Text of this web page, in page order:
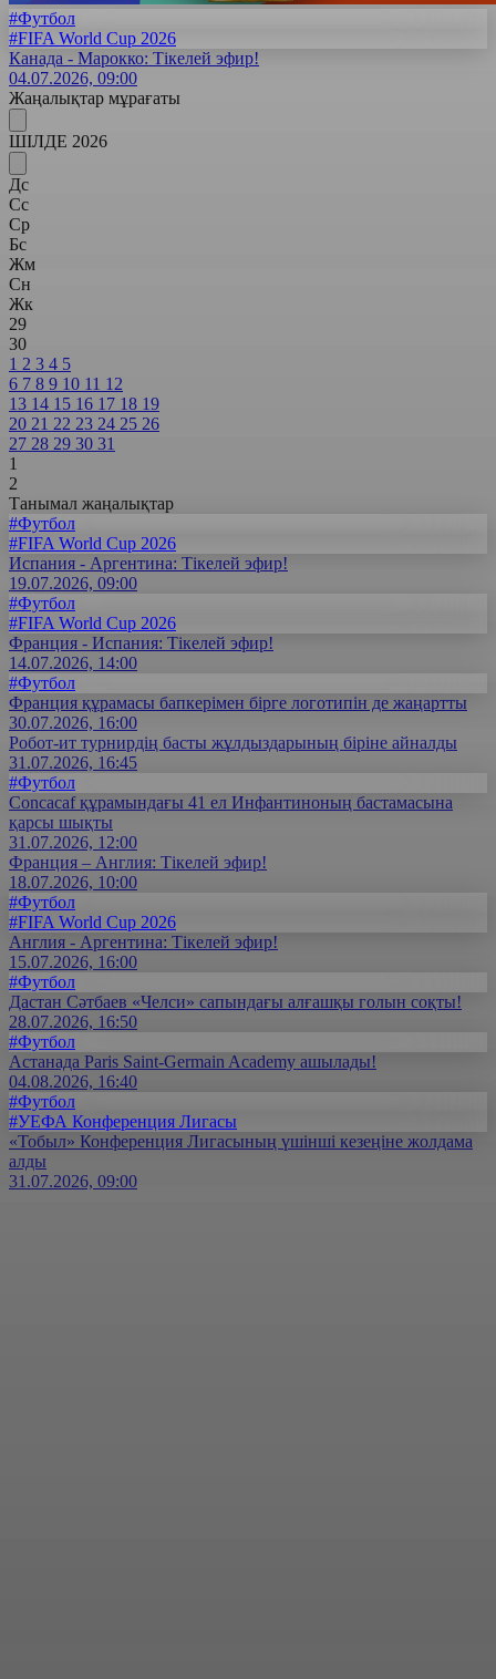
#Футбол
#FIFA World Cup 2026
Канада - Марокко: Тікелей эфир!
04.07.2026, 09:00
Жаңалықтар мұрағаты
ШІЛДЕ 2026
Дс
Сс
Ср
Бс
Жм
Сн
Жк
29
30
1 2 3 4 5
6 7 8 9 10 11 12
13 14 15 16 17 18 19
20 21 22 23 24 25 26
27 28 29 30 31
1
2
Танымал жаңалықтар
#Футбол
#FIFA World Cup 2026
Испания - Аргентина: Тікелей эфир!
19.07.2026, 09:00
#Футбол
#FIFA World Cup 2026
Франция - Испания: Тікелей эфир!
14.07.2026, 14:00
#Футбол
Франция құрамасы бапкерімен бірге логотипін де жаңартты
30.07.2026, 16:00
Робот-ит турнирдің басты жұлдыздарының біріне айналды
31.07.2026, 16:45
#Футбол
Concacaf құрамындағы 41 ел Инфантиноның бастамасына
қарсы шықты
31.07.2026, 12:00
Франция – Англия: Тікелей эфир!
18.07.2026, 10:00
#Футбол
#FIFA World Cup 2026
Англия - Аргентина: Тікелей эфир!
15.07.2026, 16:00
#Футбол
Дастан Сәтбаев «Челси» сапындағы алғашқы голын соқты!
28.07.2026, 16:50
#Футбол
Астанада Paris Saint-Germain Academy ашылады!
04.08.2026, 16:40
#Футбол
#УЕФА Конференция Лигасы
«Тобыл» Конференция Лигасының үшінші кезеңіне жолдама
алды
31.07.2026, 09:00